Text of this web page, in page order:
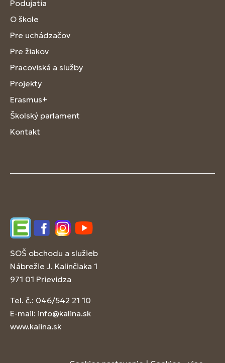
Podujatia
O škole
Pre uchádzačov
Pre žiakov
Pracoviská a služby
Projekty
Erasmus+
Školský parlament
Kontakt
EdupageFacebookInstagram
YouTube
SOŠ obchodu a služieb
Nábrežie J. Kalinčiaka 1
971 01 Prievidza
Tel. č.: 046/542 21 10
E-mail: info@kalina.sk
www.kalina.sk